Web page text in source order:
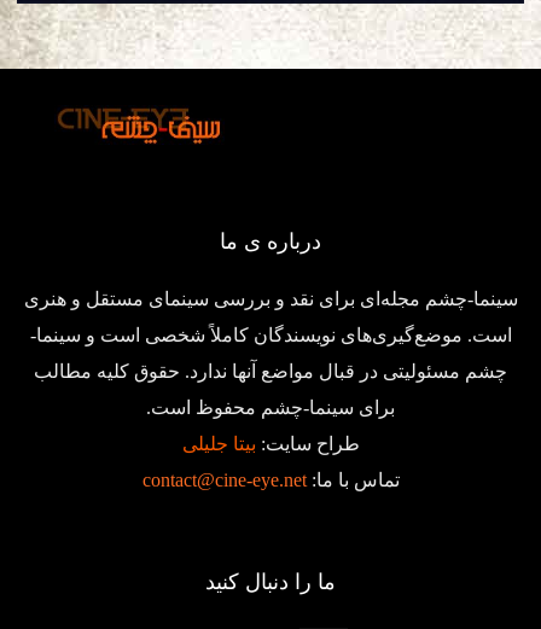
درباره ی ما
سینما-چشم مجله‌ای برای نقد و بررسی سینمای مستقل و هنری
است. موضع‌گیری‌های نویسندگان کاملاً شخصی است و سینما-
چشم مسئولیتی در قبال مواضع آنها ندارد. حقوق کلیه مطالب
برای سینما-چشم محفوظ است.
طراح سایت: بیتا جلیلی
تماس با ما:contact@cine-eye.net
ما را دنبال کنید